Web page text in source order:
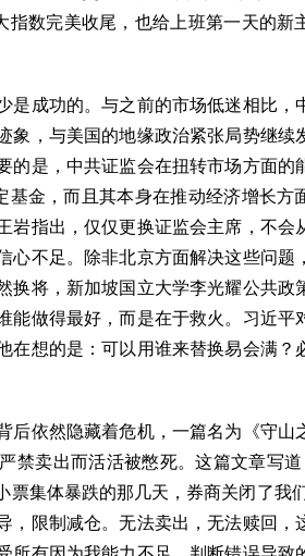
数完美收尾，也给上班第一天的新
是成功的。与之前的市场低迷相比，
象，与美国的地缘政治紧张局势继续
的是，中共证监会在扭转市场方面的
基金，而且其本身在推动经济增长方
岩指出，仅仅更换证监会主席，不会
心不足。除非北京方面解决这些问题
换将，新加坡国立大学李光耀公共政
能做得最好，而是在于救火。习近平
在想的是：可以用谁来替换易会满？
后依然隐藏着危机，一篇名为《守山
禁卖出而活活被憋死。这篇文章写
集体暴跌的那几天，券商关闭了我
，限制减仓。无法卖出，无法赎回，